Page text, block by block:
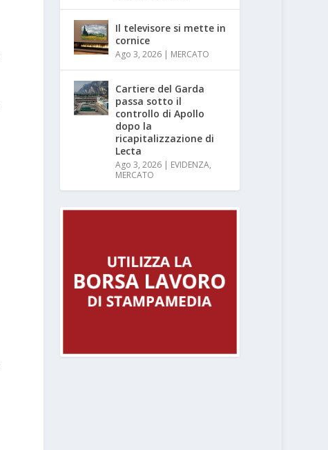
Il televisore si mette in
cornice
Ago 3, 2026 | MERCATO
Cartiere del Garda
passa sotto il
controllo di Apollo
dopo la
ricapitalizzazione di
Lecta
Ago 3, 2026 | EVIDENZA,
MERCATO